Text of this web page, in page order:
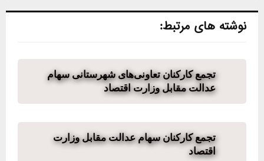
نوشته های مرتبط:
تجمع کارکنان تعاونی‌های شهرستانی سهام
عدالت مقابل وزارت اقتصاد
تجمع کارکنان سهام عدالت مقابل وزارت
اقتصاد